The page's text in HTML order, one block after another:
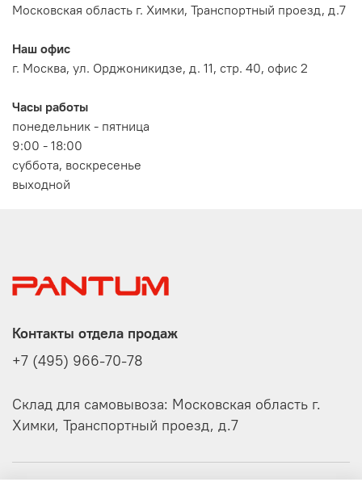
Московская область г. Химки, Транспортный проезд, д.7
Наш офис
г. Москва, ул. Орджоникидзе, д. 11, стр. 40, офис 2
Часы работы
понедельник - пятница
9:00 - 18:00
суббота, воскресенье
выходной
Контакты отдела продаж
+7 (495) 966-70-78
Склад для самовывоза: Московская область г.
Химки, Транспортный проезд, д.7